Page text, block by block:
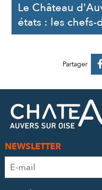
Le Château
états : les chefs-
Partager
NEWSLETTER
Adresse
e-